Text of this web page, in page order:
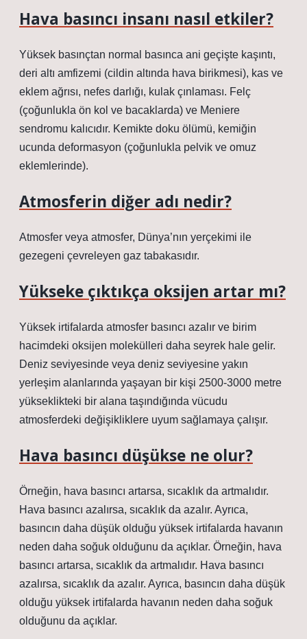
Hava basıncı insanı nasıl etkiler?
Yüksek basınçtan normal basınca ani geçişte kaşıntı,
deri altı amfizemi (cildin altında hava birikmesi), kas ve
eklem ağrısı, nefes darlığı, kulak çınlaması. Felç
(çoğunlukla ön kol ve bacaklarda) ve Meniere
sendromu kalıcıdır. Kemikte doku ölümü, kemiğin
ucunda deformasyon (çoğunlukla pelvik ve omuz
eklemlerinde).
Atmosferin diğer adı nedir?
Atmosfer veya atmosfer, Dünya’nın yerçekimi ile
gezegeni çevreleyen gaz tabakasıdır.
Yükseke çıktıkça oksijen artar mı?
Yüksek irtifalarda atmosfer basıncı azalır ve birim
hacimdeki oksijen molekülleri daha seyrek hale gelir.
Deniz seviyesinde veya deniz seviyesine yakın
yerleşim alanlarında yaşayan bir kişi 2500-3000 metre
yükseklikteki bir alana taşındığında vücudu
atmosferdeki değişikliklere uyum sağlamaya çalışır.
Hava basıncı düşükse ne olur?
Örneğin, hava basıncı artarsa, sıcaklık da artmalıdır.
Hava basıncı azalırsa, sıcaklık da azalır. Ayrıca,
basıncın daha düşük olduğu yüksek irtifalarda havanın
neden daha soğuk olduğunu da açıklar. Örneğin, hava
basıncı artarsa, sıcaklık da artmalıdır. Hava basıncı
azalırsa, sıcaklık da azalır. Ayrıca, basıncın daha düşük
olduğu yüksek irtifalarda havanın neden daha soğuk
olduğunu da açıklar.